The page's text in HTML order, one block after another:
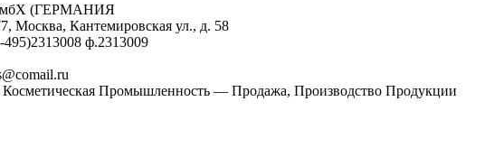
(ГЕРМАНИЯ
Москва, Кантемировская ул., д. 58
ф.2313009
Косметическая Промышленность — Продажа, Производство Продукции